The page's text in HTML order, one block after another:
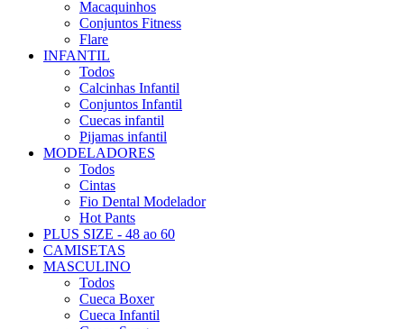
Macaquinhos
Conjuntos Fitness
Flare
INFANTIL
Todos
Calcinhas Infantil
Conjuntos Infantil
Cuecas infantil
Pijamas infantil
MODELADORES
Todos
Cintas
Fio Dental Modelador
Hot Pants
PLUS SIZE - 48 ao 60
CAMISETAS
MASCULINO
Todos
Cueca Boxer
Cueca Infantil